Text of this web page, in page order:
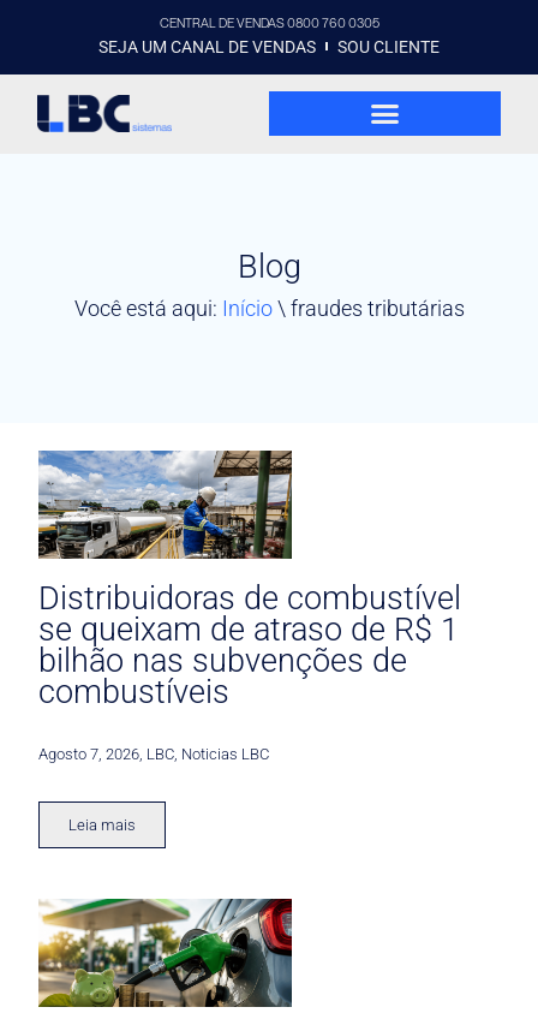
CENTRAL DE VENDAS 0800 760 0305
SEJA UM CANAL DE VENDAS SOU CLIENTE
Blog
Você está aqui: Início\ fraudes tributárias
Distribuidoras de combustível
se queixam de atraso de R$ 1
bilhão nas subvenções de
combustíveis
Agosto 7, 2026 LBC Noticias LBC
Leia mais